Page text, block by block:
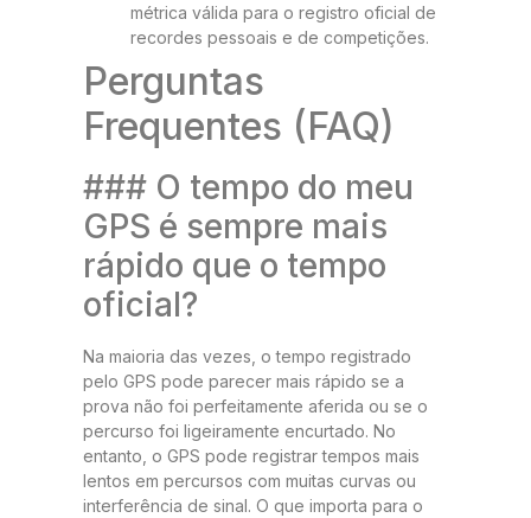
métrica válida para o registro oficial de
recordes pessoais e de competições.
Perguntas
Frequentes (FAQ)
### O tempo do meu
GPS é sempre mais
rápido que o tempo
oficial?
Na maioria das vezes, o tempo registrado
pelo GPS pode parecer mais rápido se a
prova não foi perfeitamente aferida ou se o
percurso foi ligeiramente encurtado. No
entanto, o GPS pode registrar tempos mais
lentos em percursos com muitas curvas ou
interferência de sinal. O que importa para o